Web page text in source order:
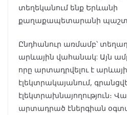
տեղեկանում ենք Երևանի
քաղաքապետարանի
Ընդհանուր առմամբ՝
արևային վահանակ: Այն
որը արտադրվելու է
էլեկտրակայանում,
էլեկտրախնայողություն։
արտադրած էներգիան